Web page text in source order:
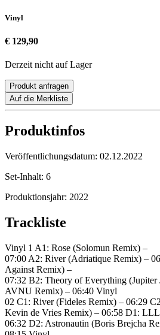
Vinyl
€ 129,90
Derzeit nicht auf Lager
Produkt anfragen
Auf die Merkliste
Produktinfos
Veröffentlichungsdatum: 02.12.2022
Set-Inhalt: 6
Produktionsjahr: 2022
Trackliste
Vinyl 1 A1: Rose (Solomun Remix) –
07:00 A2: River (Adriatique Remix) –
Against Remix) –
07:32 B2: Theory of Everything (Jupiter
AVNU Remix) – 06:40 Vinyl
02 C1: River (Fideles Remix) – 06:29
Kevin de Vries Remix) – 06:58 D1:
06:32 D2: Astronautin (Boris Brejcha